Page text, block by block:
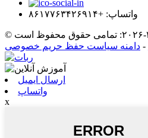
واتساپ: +۸۶۱۷۷۶۳۴۲۶۹۱۴
- دامنه سیاست حفظ حریم خصوصی
ارسال ایمیل
واتساپ
x